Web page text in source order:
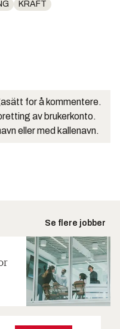
KRAFT
for å kommentere.
av brukerkonto.
eller med kallenavn.
Se flere jobber